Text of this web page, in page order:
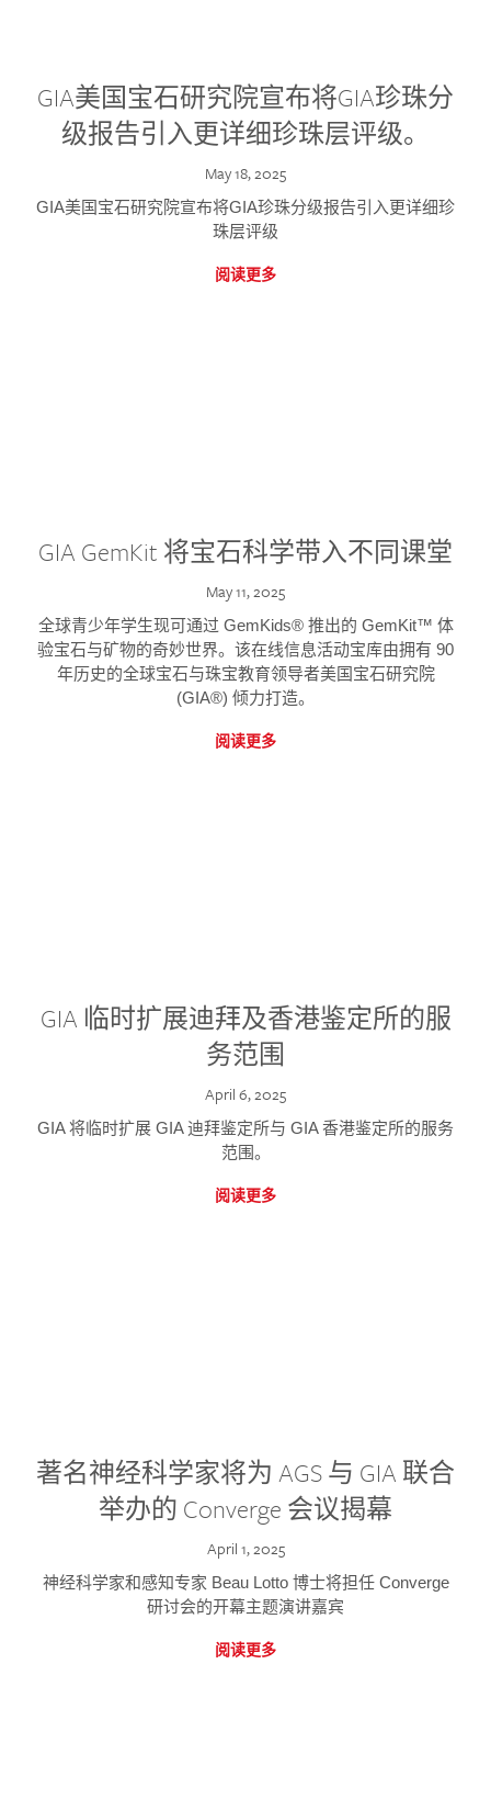
GIA美国宝石研究院宣布将GIA珍珠分
级报告引入更详细珍珠层评级。
May 18, 2025
GIA美国宝石研究院宣布将GIA珍珠分级报告引入更详细珍
珠层评级
阅读更多
GIA GemKit 将宝石科学带入不同课堂
May 11, 2025
全球青少年学生现可通过 GemKids® 推出的 GemKit™ 体
验宝石与矿物的奇妙世界。该在线信息活动宝库由拥有 90
年历史的全球宝石与珠宝教育领导者美国宝石研究院
(GIA®) 倾力打造。
阅读更多
GIA 临时扩展迪拜及香港鉴定所的服
务范围
April 6, 2025
GIA 将临时扩展 GIA 迪拜鉴定所与 GIA 香港鉴定所的服务
范围。
阅读更多
著名神经科学家将为 AGS 与 GIA 联合
举办的 Converge 会议揭幕
April 1, 2025
神经科学家和感知专家 Beau Lotto 博士将担任 Converge
研讨会的开幕主题演讲嘉宾
阅读更多